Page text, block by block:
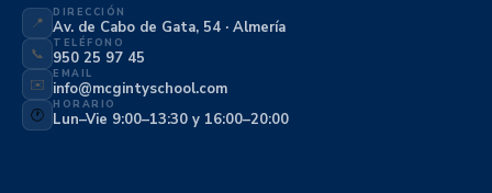
📍
DIRECCIÓN
Av. de Cabo de Gata, 54 · Almería
📞
TELÉFONO
950 25 97 45
✉️
EMAIL
info@mcgintyschool.com
🕐
HORARIO
Lun–Vie 9:00–13:30 y 16:00–20:00